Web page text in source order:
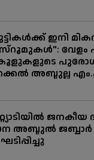
ഇനി
വേളം
അബ്ദുല്ല
അബ്ദുൽ